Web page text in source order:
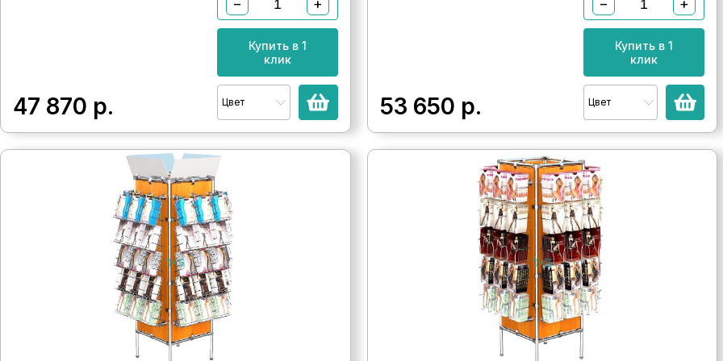
47 870 р.
− +
Купить в 1
клик
Цвет 53 650 р.
− +
Купить в 1
клик
Цвет